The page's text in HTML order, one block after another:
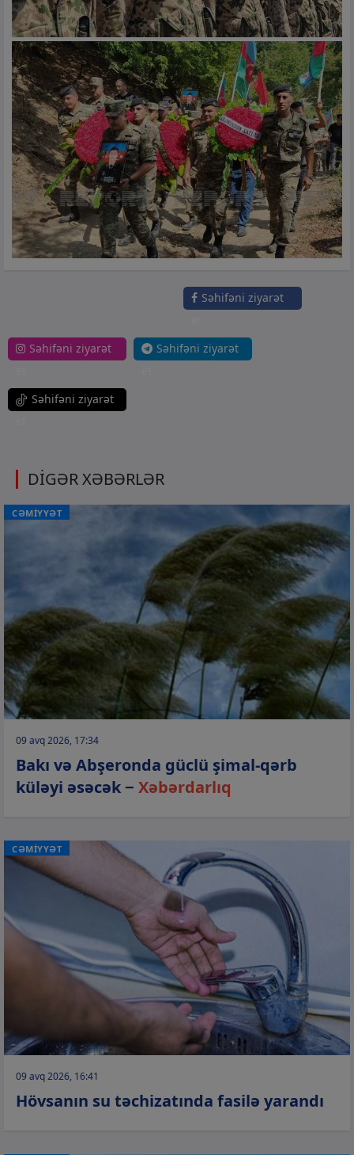
Səhifəni ziyarət
Səhifəni ziyarət
Səhifəni ziyarət
Səhifəni ziyarət
DİGƏR XƏBƏRLƏR
CƏMİYYƏT
09 avq 2026, 17:34
Bakı və Abşeronda güclü şimal-qərb
küləyi əsəcək − Xəbərdarlıq
CƏMİYYƏT
09 avq 2026, 16:41
Hövsanın su təchizatında fasilə yarandı